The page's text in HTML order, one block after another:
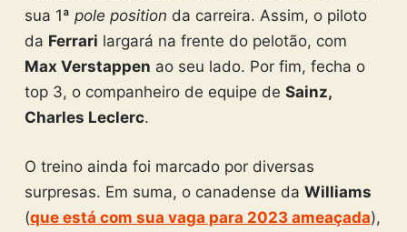
sua 1ª pole position da carreira. Assim, o piloto
da Ferrari largará na frente do pelotão, com
Max Verstappen ao seu lado. Por fim, fecha o
top 3, o companheiro de equipe de Sainz,
Charles Leclerc.
O treino ainda foi marcado por diversas
surpresas. Em suma, o canadense da Williams
(que está com sua vaga para 2023 ameaçada),